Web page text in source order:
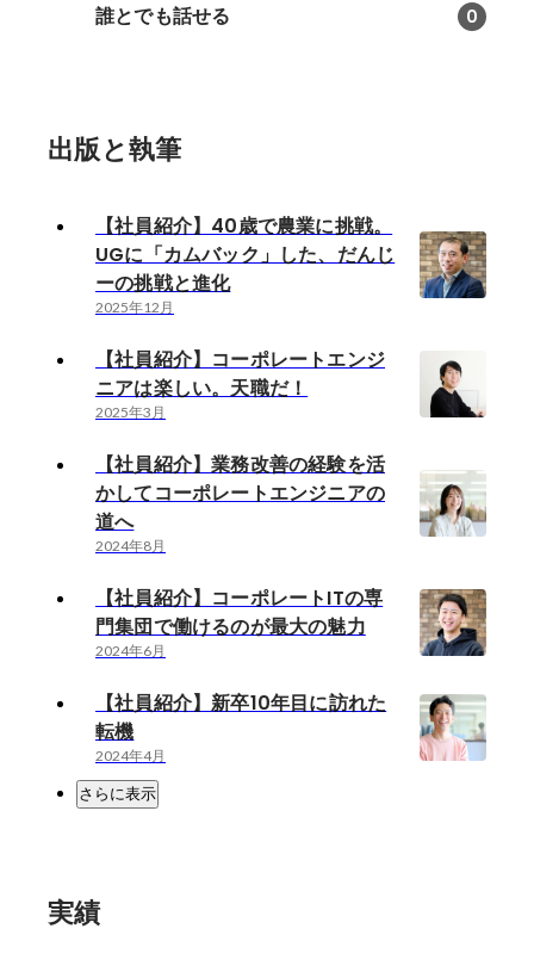
誰とでも話せる 0
出版と執筆
【社員紹介】40歳で農業に挑戦。
UGに「カムバック」した、だんじ
ーの挑戦と進化
2025年12月
【社員紹介】コーポレートエンジ
ニアは楽しい。天職だ！
2025年3月
【社員紹介】業務改善の経験を活
かしてコーポレートエンジニアの
道へ
2024年8月
【社員紹介】コーポレートITの専
門集団で働けるのが最大の魅力
2024年6月
【社員紹介】新卒10年目に訪れた
転機
2024年4月
さらに表示
実績